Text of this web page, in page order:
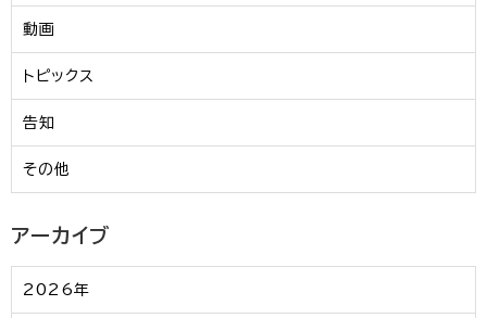
動画
トピックス
告知
その他
アーカイブ
2026年